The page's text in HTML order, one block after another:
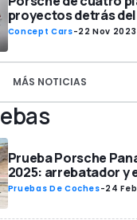
proyectos detrás
Concept Cars-22 Nov 2023
MÁS NOTICIAS
Prueba Porsche
2025: arrebatador y
Pruebas De Coches-24